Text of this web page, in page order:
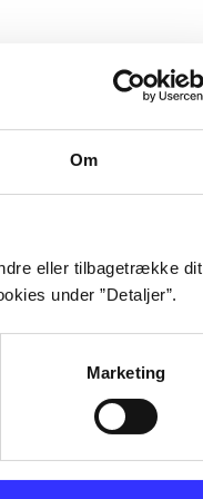
Om
eller tilbagetrække dit
under ”Detaljer”.
Marketing